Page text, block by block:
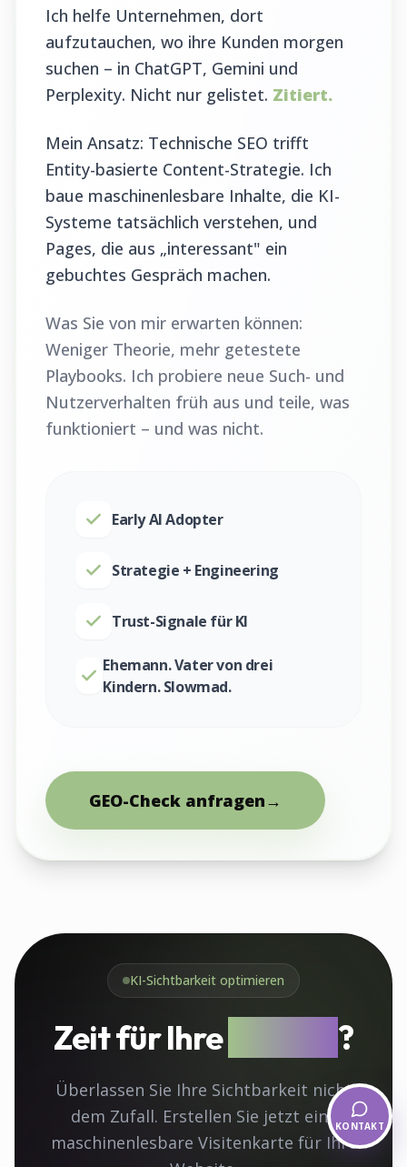
Ich helfe Unternehmen, dort
aufzutauchen, wo ihre Kunden morgen
suchen – in ChatGPT, Gemini und
Perplexity. Nicht nur gelistet. Zitiert.
Mein Ansatz: Technische SEO trifft
Entity-basierte Content-Strategie. Ich
baue maschinenlesbare Inhalte, die KI-
Systeme tatsächlich verstehen, und
Pages, die aus „interessant" ein
gebuchtes Gespräch machen.
Was Sie von mir erwarten können:
Weniger Theorie, mehr getestete
Playbooks. Ich probiere neue Such- und
Nutzerverhalten früh aus und teile, was
funktioniert – und was nicht.
Early AI Adopter
Strategie + Engineering
Trust-Signale für KI
Ehemann. Vater von drei
Kindern. Slowmad.
GEO-Check anfragen→
KI-Sichtbarkeit optimieren
Zeit für Ihre ?
Überlassen Sie Ihre Sichtbarkeit nicht
dem Zufall. Erstellen Sie jetzt eine
maschinenlesbare Visitenkarte für Ihre
KONTAKT